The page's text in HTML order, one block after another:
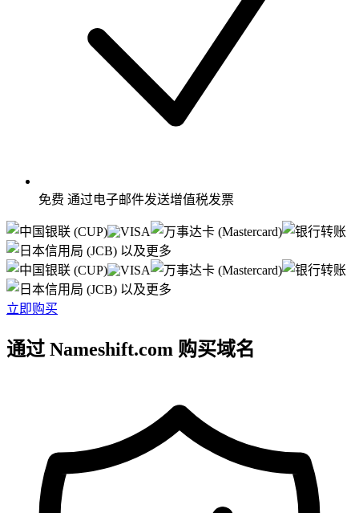
免费 通过电子邮件发送增值税发票
以及更多
以及更多
立即购买
通过 Nameshift.com 购买域名